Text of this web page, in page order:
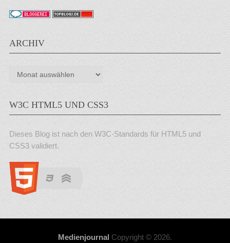
ARCHIV
Archiv
W3C HTML5 UND CSS3
Dieses Blog ist nach den W3C-Standards für HTML5 und
CSS3 validiert.
Medienjournal Copyright © 2026.